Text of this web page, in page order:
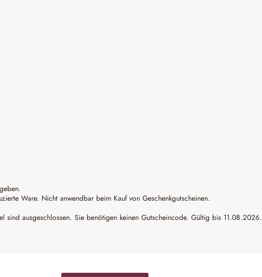
Ware. Nicht anwendbar beim Kauf von Geschenkgutscheinen.
ausgeschlossen. Sie benötigen keinen Gutscheincode. Gültig bis 11.08.2026.